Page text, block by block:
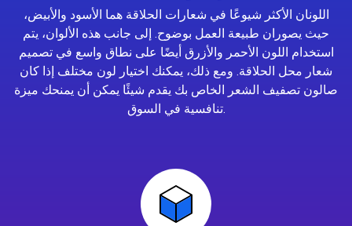
اللونان الأكثر شيوعًا في شعارات الحلاقة هما الأسود والأبيض،
حيث يصوران طبيعة العمل بوضوح. إلى جانب هذه الألوان، يتم
استخدام اللون الأحمر والأزرق أيضًا على نطاق واسع في تصميم
شعار محل الحلاقة. ومع ذلك، يمكنك اختيار لون مختلف إذا كان
صالون تصفيف الشعر الخاص بك يقدم شيئًا يمكن أن يمنحك ميزة
تنافسية في السوق.